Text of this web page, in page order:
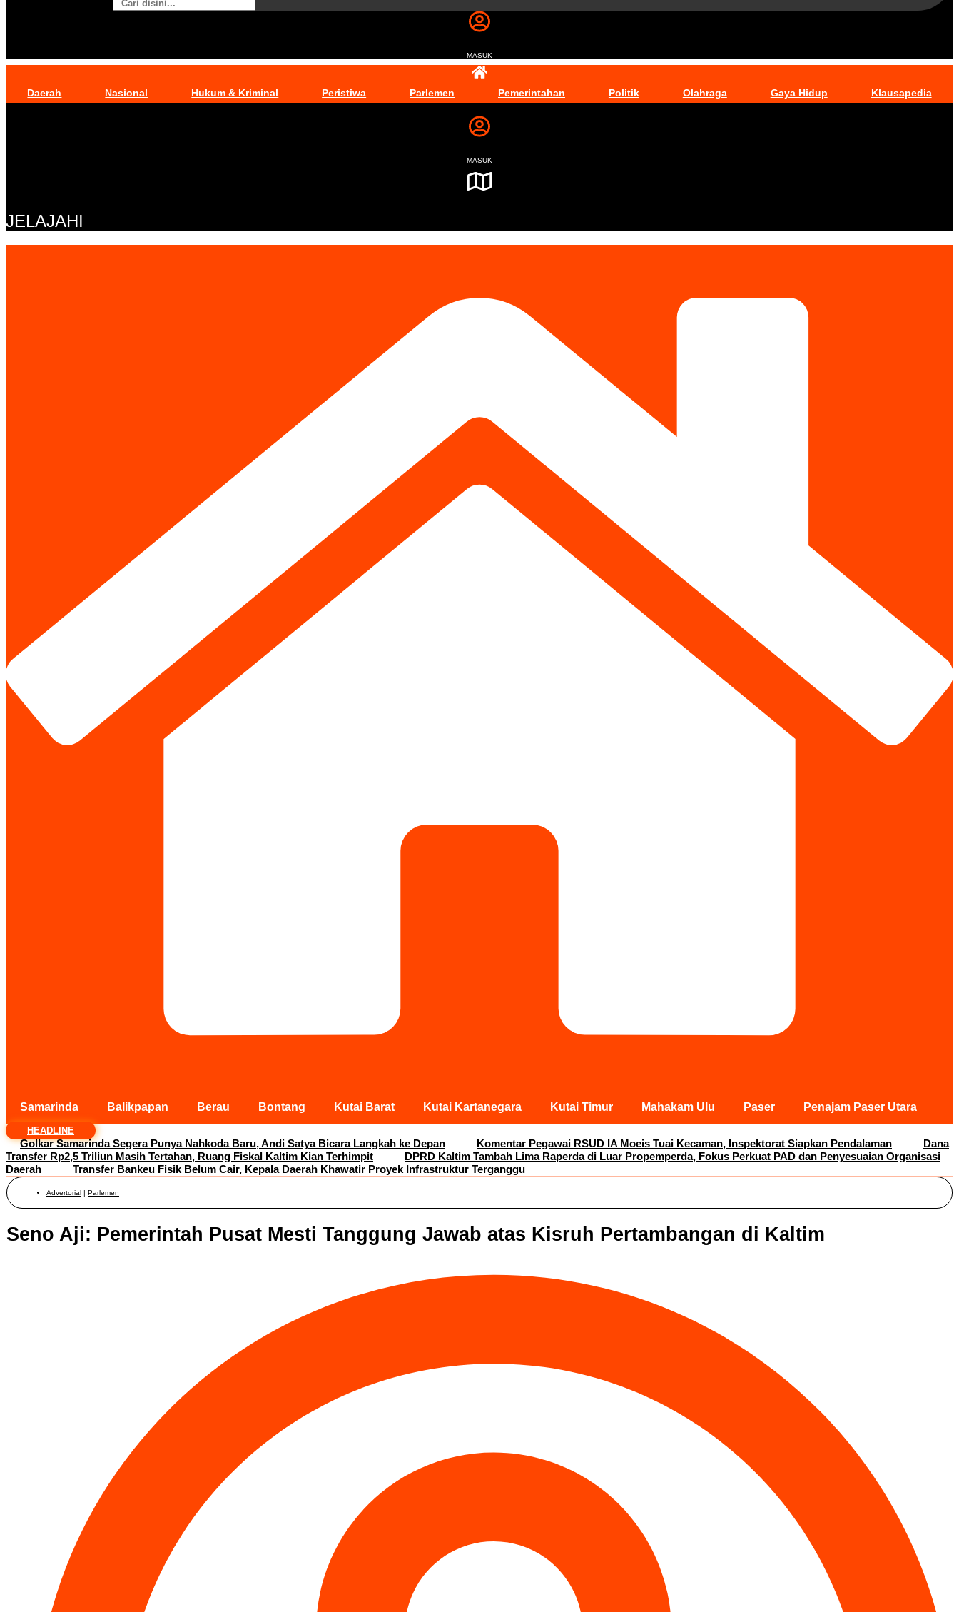
MASUK
Daerah Nasional Hukum & Kriminal Peristiwa Parlemen Pemerintahan Politik Olahraga Gaya Hidup Klausapedia
MASUK
JELAJAHI
Samarinda Balikpapan Berau Bontang Kutai Barat Kutai Kartanegara Kutai Timur Mahakam Ulu Paser Penajam Paser Utara
HEADLINE
Golkar Samarinda Segera Punya Nahkoda Baru, Andi Satya Bicara Langkah ke Depan Komentar Pegawai RSUD IA Moeis Tuai Kecaman, Inspektorat Siapkan Pendalaman
Dana
Transfer Rp2,5 Triliun Masih Tertahan, Ruang Fiskal Kaltim Kian Terhimpit
DPRD Kaltim Tambah Lima Raperda di Luar Propemperda, Fokus Perkuat PAD dan Penyesuaian Organisasi
Daerah
Transfer Bankeu Fisik Belum Cair, Kepala Daerah Khawatir Proyek Infrastruktur Terganggu
Advertorial | Parlemen
Seno Aji: Pemerintah Pusat Mesti Tanggung Jawab atas Kisruh Pertambangan di Kaltim